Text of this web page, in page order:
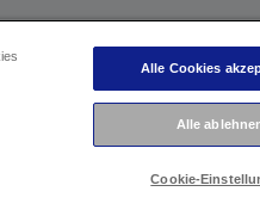
Alle Cookies
Alle
Cookie-